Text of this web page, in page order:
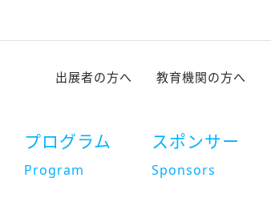
出展者の方へ 教育機関の方へ
プログラム
Program
スポンサー
Sponsors